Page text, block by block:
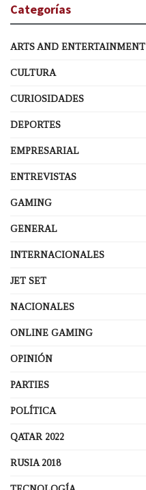
Categorías
ARTS AND ENTERTAINMENT
CULTURA
CURIOSIDADES
DEPORTES
EMPRESARIAL
ENTREVISTAS
GAMING
GENERAL
INTERNACIONALES
JET SET
NACIONALES
ONLINE GAMING
OPINIÓN
PARTIES
POLÍTICA
QATAR 2022
RUSIA 2018